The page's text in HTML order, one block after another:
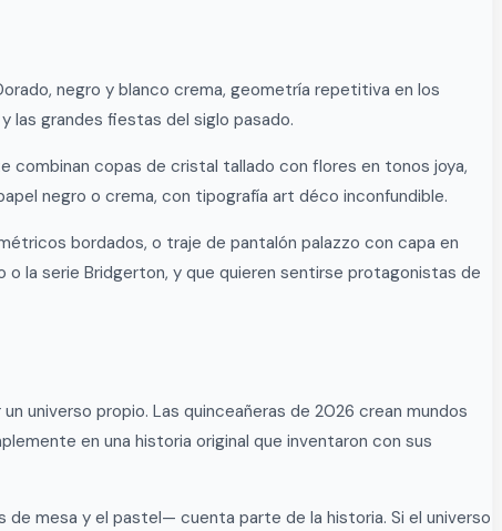
negro y blanco crema, geometría repetitiva en los
las grandes fiestas del siglo pasado.
combinan copas de cristal tallado con flores en tonos joya,
negro o crema, con tipografía art déco inconfundible.
bordados, o traje de pantalón palazzo con capa en
o la serie Bridgerton, y que quieren sentirse protagonistas de
universo propio. Las quinceañeras de 2026 crean mundos
en una historia original que inventaron con sus
mesa y el pastel— cuenta parte de la historia. Si el universo